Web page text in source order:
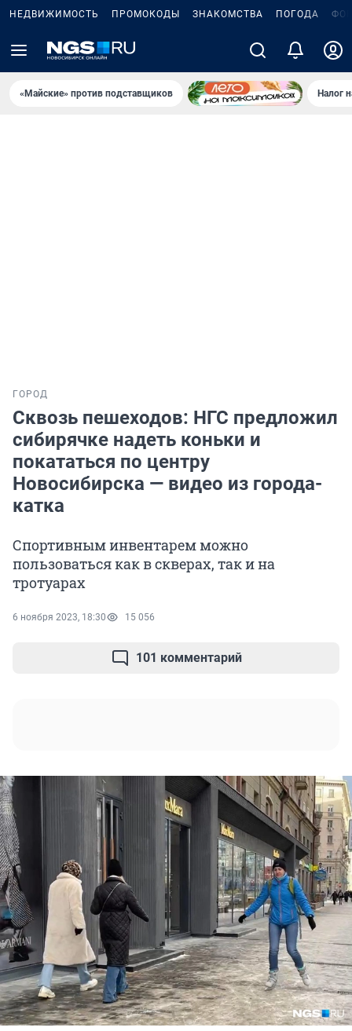
НЕДВИЖИМОСТЬ ПРОМОКОДЫ ЗНАКОМСТВА ПОГОДА
«Майские» против подставщиков Налог
ГОРОД
Сквозь пешеходов: НГС предложил
сибирячке надеть коньки и
покататься по центру
Новосибирска — видео из города-
катка
Спортивным инвентарем можно
пользоваться как в скверах, так и на
тротуарах
6 ноября 2023, 18:30 15 056
101 комментарий